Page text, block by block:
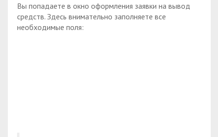
Вы попадаете в окно оформления заявки на вывод
средств. Здесь внимательно заполняете все
необходимые поля: